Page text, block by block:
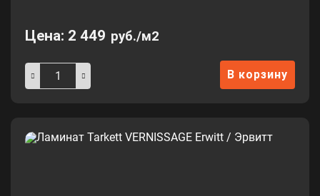
Цена: 2 449 руб./м2
В корзину